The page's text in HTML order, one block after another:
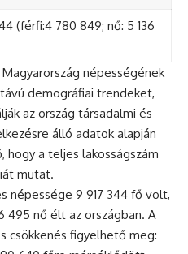
(férfi:4 780 849; nő: 5 136
népességének
demográfiai trendeket,
az ország társadalmi és
álló adatok alapján
a teljes lakosságszám
mutat.
népessége 9 917 344 fő volt,
495 nő élt az országban. A
csökkenés figyelhető meg: